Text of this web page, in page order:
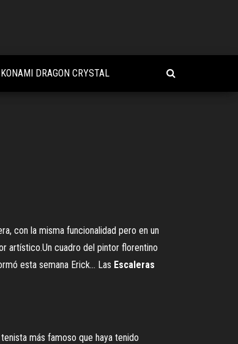
DRAGON CRYSTAL
con la misma funcionalidad pero en un
artístico.Un cuadro del pintor florentino
esta semana Erick... Las Escaleras
más famoso que haya tenido